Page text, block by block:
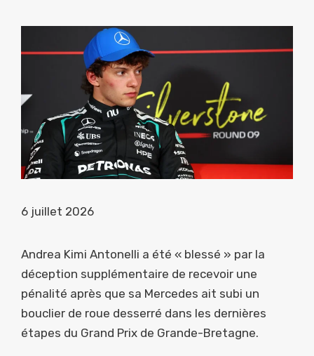
6 juillet 2026
Andrea Kimi Antonelli a été « blessé » par la
déception supplémentaire de recevoir une
pénalité après que sa Mercedes ait subi un
bouclier de roue desserré dans les dernières
étapes du Grand Prix de Grande-Bretagne.